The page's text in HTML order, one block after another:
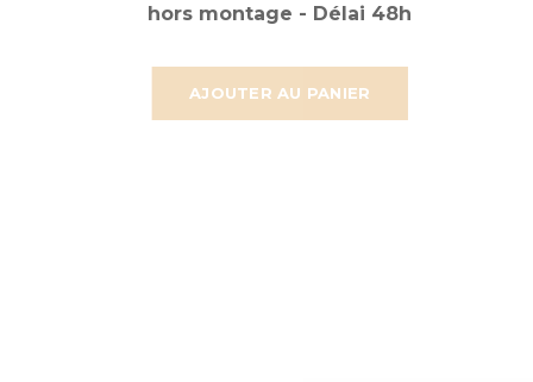
AJOUTER AU PANIER
hors montage - Délai 48h